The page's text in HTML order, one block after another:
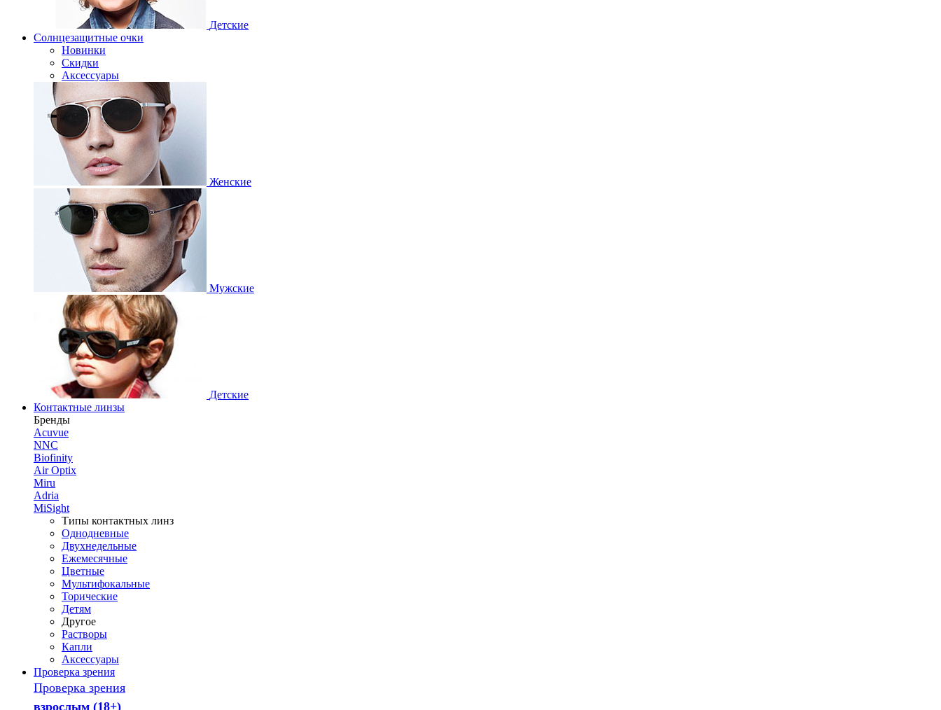
Детские
Солнцезащитные очки
Новинки
Скидки
Аксессуары
Женские
Мужские
Детские
Контактные линзы
Бренды
Acuvue
NNC
Biofinity
Air Optix
Miru
Adria
MiSight
Типы контактных линз
Однодневные
Двухнедельные
Ежемесячные
Цветные
Мультифокальные
Торические
Детям
Другое
Растворы
Капли
Аксессуары
Проверка зрения
Проверка зрения
взрослым (18+)